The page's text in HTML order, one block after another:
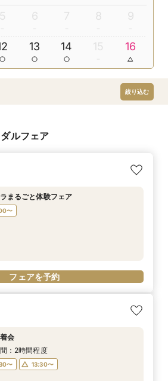
5 6 7 8 9
13 14 15 16
絞り込む
ルフェア
まるごと体験フェア
〜
フェアを予約
会
：2時間程度
〜 13:30〜